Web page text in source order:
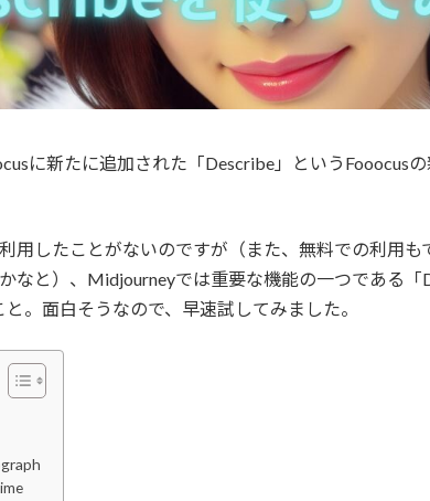
に新たに追加された「Describe」というFooocus
用したことがないのですが（また、無料での利用も
なと）、Midjourneyでは重要な機能の一つである「
。面白そうなので、早速試してみました。